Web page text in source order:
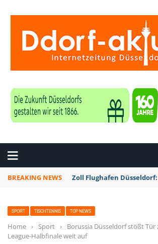
BREAKING NEWS Zoll Flughafen
SPORT TISCHTENNIS TOP NEWS
Home › Sport ›
Borussia Düsseldorf stößt
League-Halbfinale weit auf